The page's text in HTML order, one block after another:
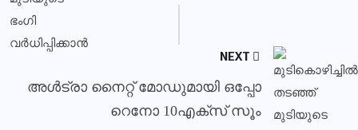
NEXT
അൾട്രാ നൈറ്റ് മോഡുമായി ഒപ്പോ
റെനോ 10എക്സ് സൂം